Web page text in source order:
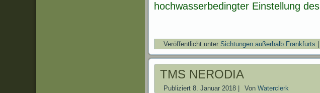
hochwasserbedingter Einstellung
Veröffentlicht unter Sichtungen außerhalb Frankfurts
TMS NERODIA
Publiziert 8. Januar 2018 Von Waterclerk